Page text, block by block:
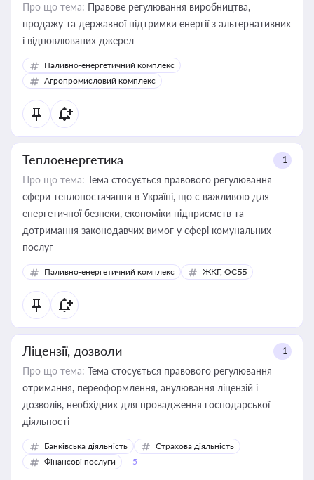
Про що тема: Правове регулювання виробництва,
продажу та державної підтримки енергії з альтернативних
і відновлюваних джерел
Паливно-енергетичний комплекс
Агропромисловий комплекс
Теплоенергетика +1
Про що тема: Тема стосується правового регулювання
сфери теплопостачання в Україні, що є важливою для
енергетичної безпеки, економіки підприємств та
дотримання законодавчих вимог у сфері комунальних
послуг
Паливно-енергетичний комплекс ЖКГ, ОСББ
Ліцензії, дозволи +1
Про що тема: Тема стосується правового регулювання
отримання, переоформлення, анулювання ліцензій і
дозволів, необхідних для провадження господарської
діяльності
Банківська діяльність
Страхова діяльність
Фінансові послуги
+5